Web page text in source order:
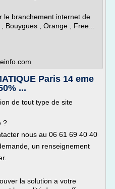
le branchement internet de
Bouygues , Orange , Free...
Paris 14 eme
...
de tout type de site
?
nous au 06 61 69 40 40
un renseignement
la solution a votre